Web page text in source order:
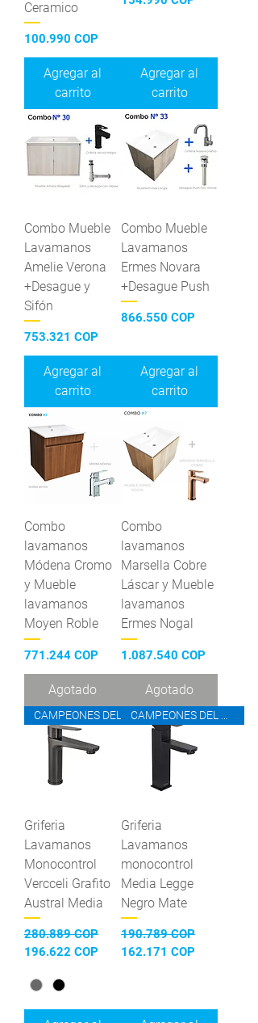
Ceramico
Precio
100.990 COP
Agregar al
carrito
Agregar al
carrito
Combo Mueble
Lavamanos
Amelie Verona
+Desague y
Sifón
Precio
753.321 COP
Agregar al
carrito
Combo Mueble
Lavamanos
Ermes Novara
+Desague Push
Precio
866.550 COP
Agregar al
carrito
Combo
lavamanos
Módena Cromo
y Mueble
lavamanos
Moyen Roble
Precio
771.244 COP
Agotado
Combo
lavamanos
Marsella Cobre
Láscar y Mueble
lavamanos
Ermes Nogal
Precio
1.087.540 COP
Agotado
CAMPEONES DEL AHORRO
Griferia
Lavamanos
Monocontrol
Vercceli Grafito
Austral Media
Precio
280.889 COP
Precio de oferta
196.622 COP
Griferia
Lavamanos
monocontrol
Media Legge
Negro Mate
Precio
190.789 COP
Precio de oferta
162.171 COP